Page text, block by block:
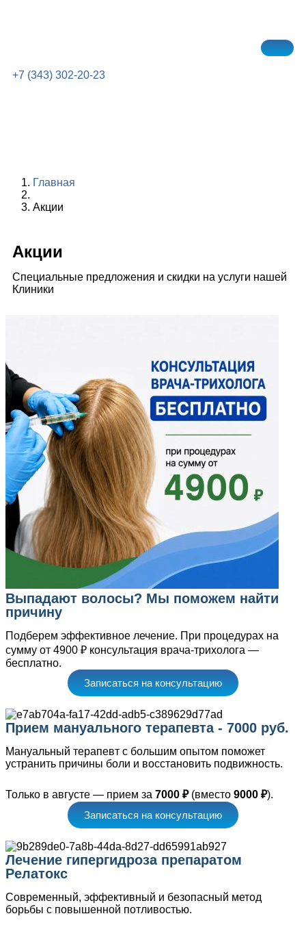
+7 (343) 302-20-23
Главная
Акции
Акции
Специальные предложения и скидки на услуги нашей
Клиники
Выпадают волосы? Мы поможем найти
причину
Подберем эффективное лечение. При процедурах на
сумму от 4900 ₽ консультация врача-трихолога —
бесплатно.
Записаться на консультацию
Прием мануального терапевта - 7000 руб.
Мануальный терапевт с большим опытом поможет
устранить причины боли и восстановить подвижность.
Только в августе — прием за 7000 ₽(вместо 9000 ₽).
Записаться на консультацию
Лечение гипергидроза препаратом
Релатокс
Современный, эффективный и безопасный метод
борьбы с повышенной потливостью.